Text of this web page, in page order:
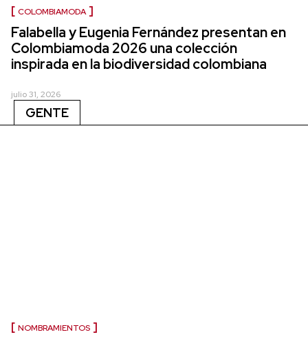
COLOMBIAMODA
Falabella y Eugenia Fernández presentan en
Colombiamoda 2026 una colección
inspirada en la biodiversidad colombiana
julio 31, 2026
GENTE
NOMBRAMIENTOS